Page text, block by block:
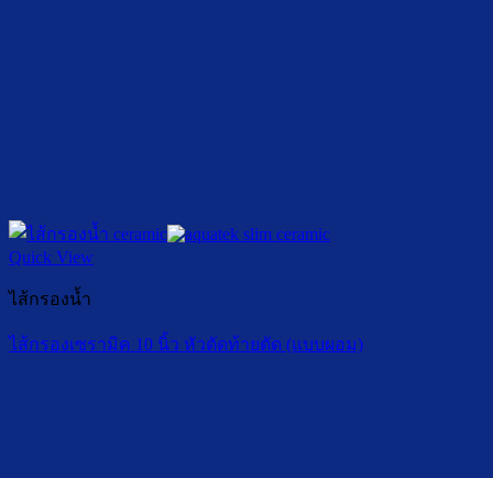
Quick View
ไส้กรองน้ำ
ไส้กรองเซรามิค 10 นิ้ว หัวตัดท้ายตัด (แบบผอม)